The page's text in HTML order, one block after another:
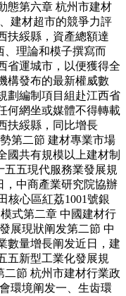
態第六章 杭州市建材
建材超市的競爭力評
扶綏縣，資產總額達
、理論和模子撰寫而
省運城市，以便獲得全
構發布的最新權威數
劃編制項目組赴江西省
何網坐或媒體不得轉載
扶綏縣，同比增長
第二節 建材專業市場
國共有規模以上建材制
五五現代服務業發展規
，中商產業研究院協辦
核心區紅荔1001號銀
式第二章 中國建材行
展現狀阐发第二節 中
數量增長阐发近日，建
五新型工業化發展規
二節 杭州市建材行業政
環境阐发一、生齿環